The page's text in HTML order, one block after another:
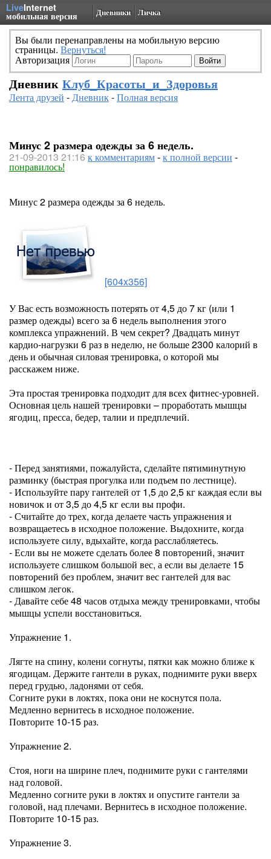
LiveInternet
мобильная версия Дневники Личка
Вы были перенаправлены на мобильную версию
страницы. Вернуться!
Авторизация
Дневник Клуб_Красоты_и_Здоровья
Лента друзей -Дневник-Полная версия
Минус 2 размера одежды за 6 недель.
21-09-2013 21:16 к комментариям-к полной версии -
понравилось!
Минус 2 размера одежды за 6 недель.
[604x356]
У Вас есть возможность потерять от 4,5 до 7 кг (или 1
размер одежды) всего за 6 недель выполнения этого
комплекса упражнений. В чем секрет? Двадцать минут
кардио-нагрузки 6 раз в неделю, не больше 2300 калорий в
день и обычная силовая тренировка, о которой мы
расскажем ниже.
Эта простая тренировка подходит для всех фитнес-уровней.
Основная цель нашей тренировки – проработать мышцы
ягодиц, пресса, бедер, талии и предплечий.
- Перед занятиями, пожалуйста, сделайте пятиминутную
разминку (быстрая прогулка или подъем по лестнице).
- Используйте пару гантелей от 1,5 до 2,5 кг каждая если вы
новичок и от 3,5 до 4,5 кг если вы профи.
- Считайте до трех, когда делаете часть упражнения и
возвращаетесь в исходное положение. Выдохните, когда
используете силу, вдыхайте, когда расслабляетесь.
- Если вы не можете сделать более 8 повторений, значит
используете слишком большой вес, а если вы делаете 15
повторений без проблем, значит вес гантелей для вас
слишком легок.
- Давайте себе 48 часов отдыха между тренировками, чтобы
мышцы успели восстановиться.
Упражнение 1.
Лягте на спину, колени согнуты, пятки как можно ближе к
ягодицам. Держите гантели в руках, поднимите руки вверх
перед грудью, ладонями от себя.
Согните руки в локтях, пока они не коснутся пола.
Медленно вернитесь в исходное положение.
Повторите 10-15 раз.
Упражнение 2.
Стоя, ноги на ширине плеч, поднимите руки с гантелями
над головой.
Медленно согните руки в локтях и опустите гантели за
головой, над плечами. Вернитесь в исходное положение.
Повторите 10-15 раз.
Упражнение 3.